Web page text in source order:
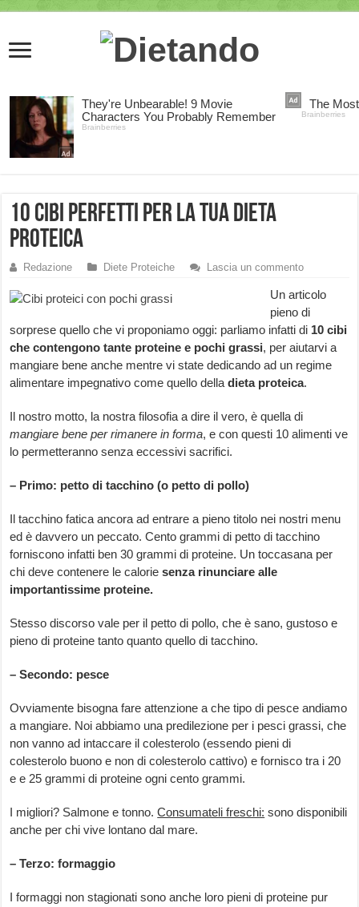
10 cibi perfetti per la TUA dieta
proteica
Redazione Diete Proteiche Lascia un commento
Un articolo
pieno di
sorprese quello che vi proponiamo oggi: parliamo infatti di 10 cibi
che contengono tante proteine e pochi grassi, per aiutarvi a
mangiare bene anche mentre vi state dedicando ad un regime
alimentare impegnativo come quello delladieta proteica.
Il nostro motto, la nostra filosofia a dire il vero, è quella di
mangiare bene per rimanere in forma, e con questi 10 alimenti ve
lo permetteranno senza eccessivi sacrifici.
– Primo: petto di tacchino (o petto di pollo)
Il tacchino fatica ancora ad entrare a pieno titolo nei nostri menu
ed è davvero un peccato. Cento grammi di petto di tacchino
forniscono infatti ben 30 grammi di proteine. Un toccasana per
chi deve contenere le caloriesenza rinunciare alle
importantissime proteine.
Stesso discorso vale per il petto di pollo, che è sano, gustoso e
pieno di proteine tanto quanto quello di tacchino.
– Secondo: pesce
Ovviamente bisogna fare attenzione a che tipo di pesce andiamo
a mangiare. Noi abbiamo una predilezione per i pesci grassi, che
non vanno ad intaccare il colesterolo (essendo pieni di
colesterolo buono e non di colesterolo cattivo) e fornisco tra i 20
e e 25 grammi di proteine ogni cento grammi.
I migliori? Salmone e tonno.Consumateli freschi: sono disponibili
anche per chi vive lontano dal mare.
– Terzo: formaggio
I formaggi non stagionati sono anche loro pieni di proteine pur